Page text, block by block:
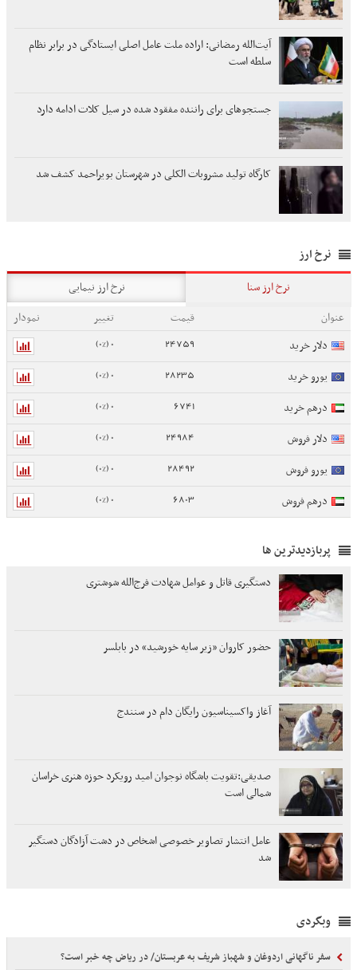
آیت‌الله رمضانی: اراده ملت عامل اصلی ایستادگی در برابر نظام
سلطه است
جستجوهای برای راننده مفقود شده در سیل کلات ادامه دارد
کارگاه تولید مشروبات الکلی در شهرستان بویراحمد کشف شد
نرخ ارز
نرخ ارز سنا
نرخ ارز نیمایی
عنوان
قیمت تغییر
نمودار
دلار خرید
24759
0 (0%)
یورو خرید 28235
0 (0%)
درهم خرید 6741
0 (0%)
دلار فروش 24984
0 (0%)
یورو فروش 28492
0 (0%)
درهم فروش 6803
0 (0%)
پربازدیدترین ها
دستگیری قاتل و عوامل شهادت فرج‌الله شوشتری
حضور کاروان «زیر سایه خورشید» در بابلسر
آغاز واکسیناسیون رایگان دام در سنندج
صدیقی:تقویت باشگاه نوجوان امید رویکرد حوزه هنری خراسان
شمالی است
عامل انتشار تصاویر خصوصی اشخاص در دشت آزادگان دستگیر
شد
وبگردی
سفر ناگهانی اردوغان و شهباز شریف به عربستان/ در ریاض چه خبر است؟